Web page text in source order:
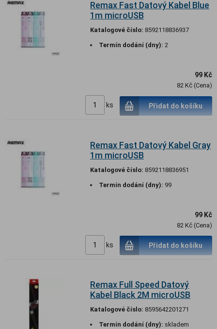
Remax Fast Datový Kabel Blue
1m microUSB
Katalogové číslo: 8592118836937
Termín dodání (dny): 2
99 Kč
82 Kč (Cena)
ks Přidat do košíku
Remax Fast Datový Kabel Gray
1m microUSB
Katalogové číslo: 8592118836951
Termín dodání (dny): 99
99 Kč
82 Kč (Cena)
ks Přidat do košíku
Remax Full Speed Datový
Kabel Black 2M microUSB
Katalogové číslo: 8595642201271
Termín dodání (dny): skladem